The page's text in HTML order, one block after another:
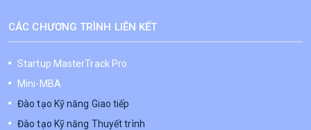
CÁC CHƯƠNG TRÌNH LIÊN KẾT
Startup MasterTrack Pro
Mini-MBA
Đào tạo Kỹ năng Giao tiếp
Đào tạo Kỹ năng Thuyết trình